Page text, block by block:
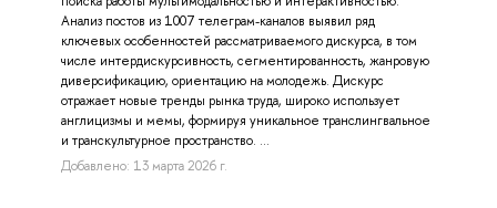
Анализ постов из 1007 телеграм-каналов выявил ряд
ключевых особенностей рассматриваемого дискурса, в том
числе интердискурсивность, сегментированность, жанровую
диверсификацию, ориентацию на молодежь. Дискурс
отражает новые тренды рынка труда, широко использует
англицизмы и мемы, формируя уникальное транслингвальное
и транскультурное пространство. ...
Добавлено: 13 марта 2026 г.